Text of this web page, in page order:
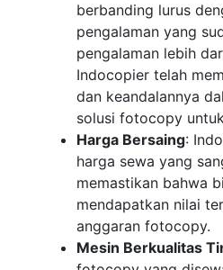
berbanding lurus
pengalaman yang
pengalaman lebih
Indocopier telah
dan keandalannya
solusi fotocopy
Harga Bersaing:
harga sewa yang
memastikan bahwa
mendapatkan nilai
anggaran fotocopy.
Mesin Berkualitas